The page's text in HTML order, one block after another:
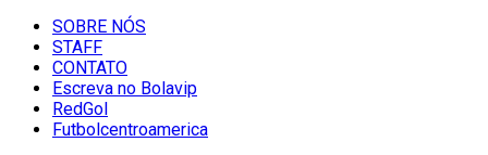
SOBRE NÓS
STAFF
CONTATO
Escreva no Bolavip
RedGol
Futbolcentroamerica